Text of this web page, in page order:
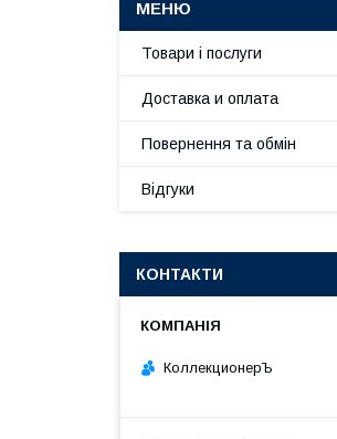
Товари і послуги
Доставка и оплата
Повернення та обмін
Відгуки
КОНТАКТИ
КоллекционерЪ